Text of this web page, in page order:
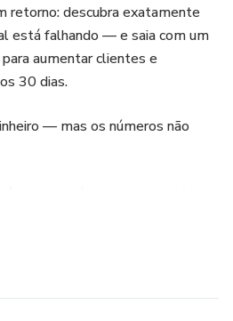
retorno: descubra exatamente
está falhando — e saia com um
aumentar clientes e
30 dias.
— mas os números não
não está cheia e os
o que estou fazendo de